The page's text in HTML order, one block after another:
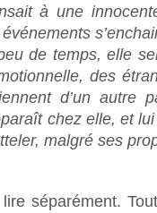
à une
de temps, elle
des
d’un autre
chez elle, et
malgré ses
séparément.